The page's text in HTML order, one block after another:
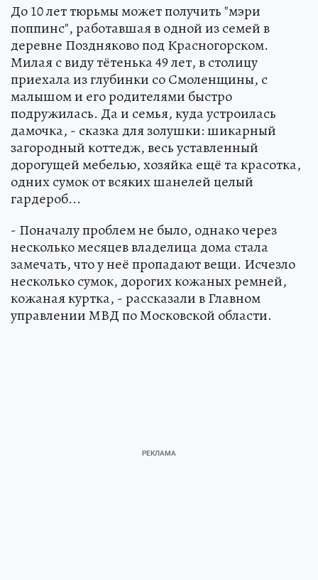
До 10 лет тюрьмы может получить "мэри
поппинс", работавшая в одной из семей в
деревне Поздняково под Красногорском.
Милая с виду тётенька 49 лет, в столицу
приехала из глубинки со Смоленщины, с
малышом и его родителями быстро
подружилась. Да и семья, куда устроилась
дамочка, - сказка для золушки: шикарный
загородный коттедж, весь уставленный
дорогущей мебелью, хозяйка ещё та красотка,
одних сумок от всяких шанелей целый
гардероб...
- Поначалу проблем не было, однако через
несколько месяцев владелица дома стала
замечать, что у неё пропадают вещи. Исчезло
несколько сумок, дорогих кожаных ремней,
кожаная куртка, - рассказали в Главном
управлении МВД по Московской области.